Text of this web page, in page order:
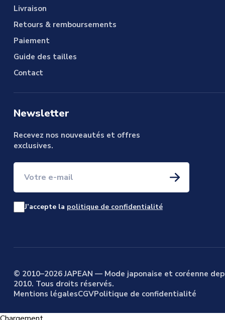
Livraison
Retours & remboursements
Paiement
Guide des tailles
Contact
Newsletter
Recevez nos nouveautés et offres
exclusives.
J’accepte la politique de confidentialité
© 2010–2026 JAPEAN — Mode japonaise et coréenne
2010. Tous droits réservés.
Mentions légalesCGVPolitique de confidentialité